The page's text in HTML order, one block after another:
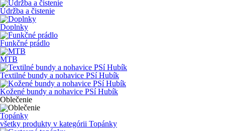
Údržba a čistenie
Doplnky
Funkčné prádlo
MTB
Textilné bundy a nohavice PSí Hubík
Kožené bundy a nohavice PSí Hubík
Oblečenie
Topánky
všetky produkty v kategórii Topánky